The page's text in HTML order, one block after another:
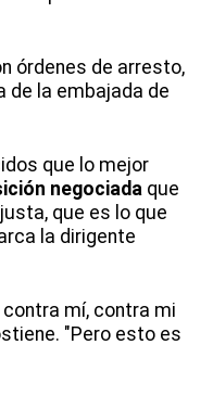
órdenes de arresto,
de la embajada de
que lo mejor
negociada que
que es lo que
la dirigente
mí, contra mi
"Pero esto es